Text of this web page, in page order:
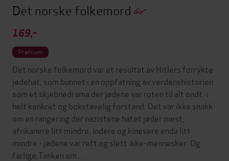
Det norske folkemord
169,-
Premium
Det norske folkemord var et resultat av Hitlers forrykte
jødehat, som bunnet i en oppfatning av verdenshistorien
som et skjebnedrama der jødene var roten til alt ondt, i
helt konkret og bokstavelig forstand. Det var ikke snakk
om en rangering der nazistene hatet jøder mest,
afrikanere litt mindre, indere og kinesere enda litt
mindre - jødene var rett og slett ikke-mennesker. Og
farlige.Tanken om …